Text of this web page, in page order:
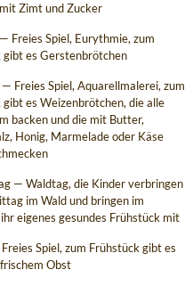
Zimt und Zucker
Freies Spiel, Eurythmie, zum
gibt es Gerstenbrötchen
Freies Spiel, Aquarellmalerei, zum
gibt es Weizenbrötchen, die alle
backen und die mit Butter,
Honig, Marmelade oder Käse
— Waldtag, die Kinder verbringen
im Wald und bringen im
eigenes gesundes Frühstück mit
Spiel, zum Frühstück gibt es
Obst